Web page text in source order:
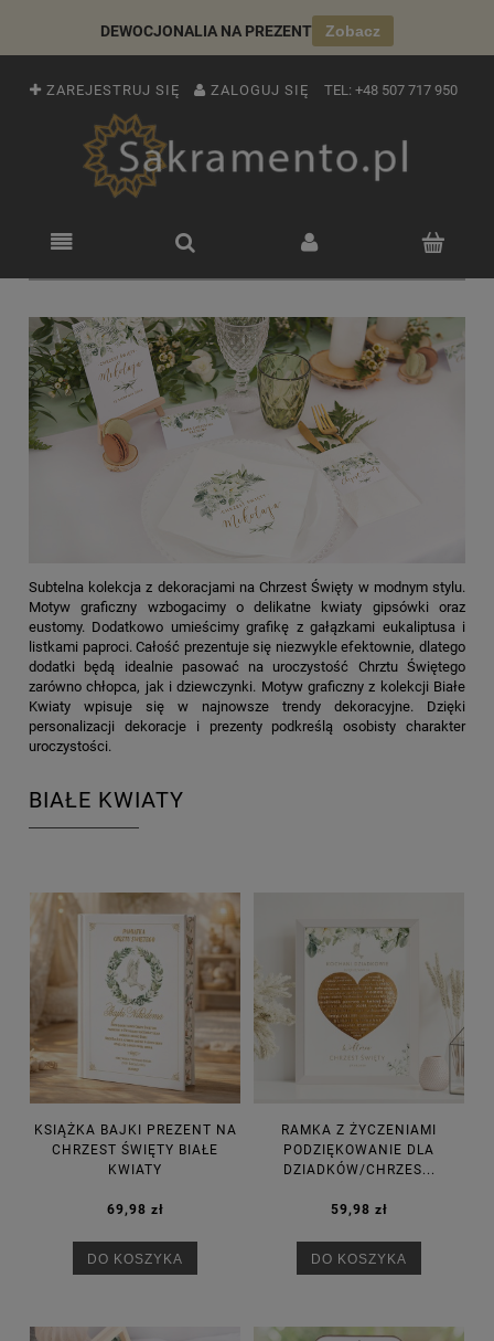
DEWOCJONALIA NA PREZENT Zobacz
ZAREJESTRUJ SIĘ ZALOGUJ SIĘ TEL: +48 507 717 950
Subtelna kolekcja z dekoracjami na Chrzest Święty w modnym stylu.
Motyw graficzny wzbogacimy o delikatne kwiaty gipsówki oraz
eustomy. Dodatkowo umieścimy grafikę z gałązkami eukaliptusa i
listkami paproci. Całość prezentuje się niezwykle efektownie, dlatego
dodatki będą idealnie pasować na uroczystość Chrztu Świętego
zarówno chłopca, jak i dziewczynki. Motyw graficzny z kolekcji Białe
Kwiaty wpisuje się w najnowsze trendy dekoracyjne. Dzięki
personalizacji dekoracje i prezenty podkreślą osobisty charakter
uroczystości.
BIAŁE KWIATY
KSIĄŻKA BAJKI PREZENT NA
CHRZEST ŚWIĘTY BIAŁE
KWIATY
69,98 zł
DO KOSZYKA
RAMKA Z ŻYCZENIAMI
PODZIĘKOWANIE DLA
DZIADKÓW/CHRZES...
59,98 zł
DO KOSZYKA